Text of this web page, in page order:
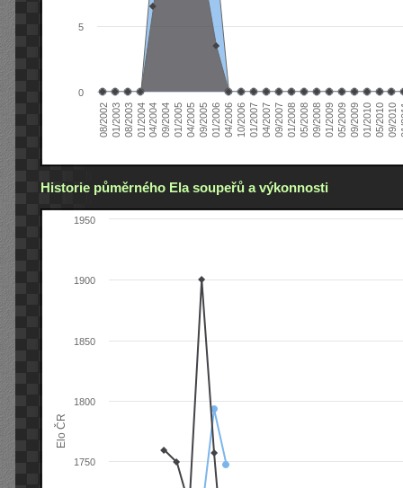
08/200201/200308/200301/200404/200409/200401/200504/200509/200501/200604/200610/200601/200704/200709/200701/200805/200809/200801/200905/200909/200901/201005/201009/2010
0
5
Historie půměrného Ela soupeřů a výkonnosti
Elo ČR
1750
1800
1850
1900
1950